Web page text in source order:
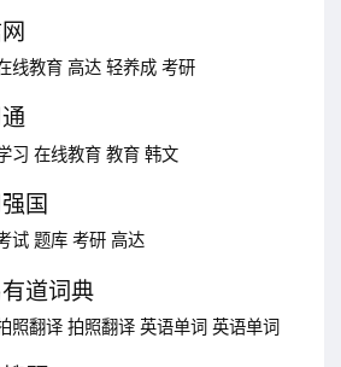
线教育 高达 轻养成 考研
习 在线教育 教育 韩文
国
试 题库 考研 高达
道词典
照翻译 拍照翻译 英语单词 英语单词